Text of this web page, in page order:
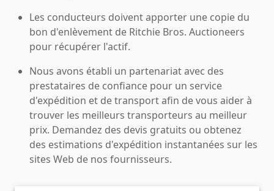
Les conducteurs doivent apporter une copie du
bon d'enlèvement de Ritchie Bros. Auctioneers
pour récupérer l'actif.
Nous avons établi un partenariat avec des
prestataires de confiance pour un service
d'expédition et de transport afin de vous aider à
trouver les meilleurs transporteurs au meilleur
prix. Demandez des devis gratuits ou obtenez
des estimations d'expédition instantanées sur les
sites Web de nos fournisseurs.